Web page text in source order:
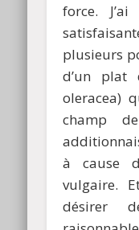
force.
plusieurs
d’un plat
oleracea)
champ
à cause
vulgaire.
désirer